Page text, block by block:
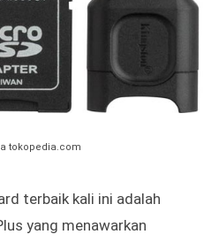
tokopedia.com
terbaik kali ini adalah
yang menawarkan